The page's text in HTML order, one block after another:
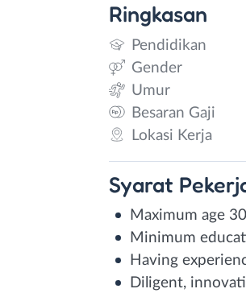
Ringkasan
Pendidikan
Gender
Umur
Besaran Gaji
Lokasi Kerja
Syarat
Maximum age
Minimum
Having
Diligent,